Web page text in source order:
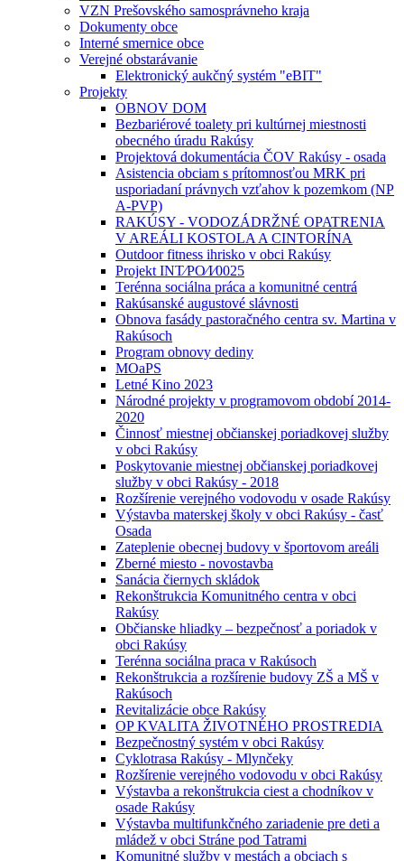
VZN Prešovského samosprávneho kraja
Dokumenty obce
Interné smernice obce
Verejné obstarávanie
Elektronický aukčný systém "eBIT"
Projekty
OBNOV DOM
Bezbariérové toalety pri kultúrnej miestnosti
obecného úradu Rakúsy
Projektová dokumentácia ČOV Rakúsy - osada
Asistencia obciam s prítomnosťou MRK pri
usporiadaní právnych vzťahov k pozemkom (NP
A-PVP)
RAKÚSY - VODOZÁDRŽNÉ OPATRENIA
V AREÁLI KOSTOLA A CINTORÍNA
Outdoor fitness ihrisko v obci Rakúsy
Projekt INT⁄PO⁄I⁄0025
Terénna sociálna práca a komunitné centrá
Rakúsanské augustové slávnosti
Obnova fasády pastoračného centra sv. Martina v
Rakúsoch
Program obnovy dediny
MOaPS
Letné Kino 2023
Národné projekty v programovom období 2014-
2020
Činnosť miestnej občianskej poriadkovej služby
v obci Rakúsy
Poskytovanie miestnej občianskej poriadkovej
služby v obci Rakúsy - 2018
Rozšírenie verejného vodovodu v osade Rakúsy
Výstavba materskej školy v obci Rakúsy - časť
Osada
Zateplenie obecnej budovy v športovom areáli
Zberné miesto - novostavba
Sanácia čiernych skládok
Rekonštrukcia Komunitného centra v obci
Rakúsy
Občianske hliadky – bezpečnosť a poriadok v
obci Rakúsy
Terénna sociálna praca v Rakúsoch
Rekonštrukcia a rozšírenie budovy ZŠ a MŠ v
Rakúsoch
Revitalizácie obce Rakúsy
OP KVALITA ŽIVOTNÉHO PROSTREDIA
Bezpečnostný systém v obci Rakúsy
Cyklotrasa Rakúsy - Mlynčeky
Rozšírenie verejného vodovodu v obci Rakúsy
Výstavba a rekonštrukcia ciest a chodníkov v
osade Rakúsy
Výstavba multifunkčného zariadenie pre deti a
mládež v obci Stráne pod Tatrami
Komunitné služby v mestách a obciach s